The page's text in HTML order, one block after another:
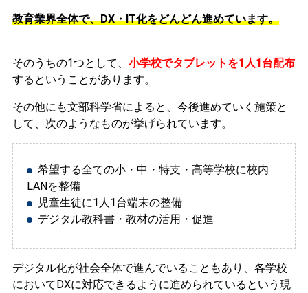
教育業界全体で、DX・IT化をどんどん進めています。
そのうちの1つとして、 小学校でタブレットを1人1台配布
するということがあります。
その他にも文部科学省によると、今後進めていく施策と
して、次のようなものが挙げられています。
希望する全ての小・中・特支・高等学校に校内
LANを整備
児童生徒に1人1台端末の整備
デジタル教科書・教材の活用・促進
デジタル化が社会全体で進んでいることもあり、各学校
においてDXに対応できるように進められているという現